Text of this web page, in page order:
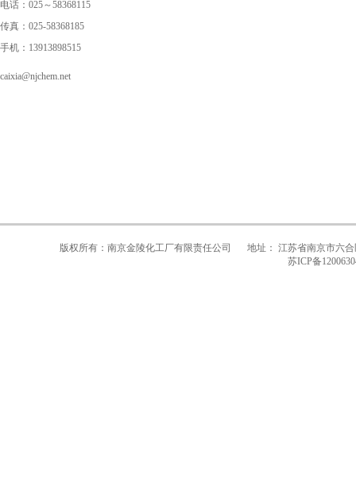
电话：025～58368115
传真：025-58368185
手机：13913898515
caixia@njchem.net
版权所有：南京金陵化工厂有限责任公司
地址： 江苏省南京市六
苏ICP备